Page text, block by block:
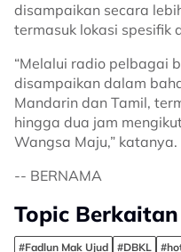
disampaikan secara
termasuk lokasi spesifik
“Melalui radio pelbagai
disampaikan dalam
Mandarin dan Tamil,
hingga dua jam
Wangsa Maju,” katanya.
-- BERNAMA
Topic Berkaitan
#Fadlun Mak Ujud #DBKL